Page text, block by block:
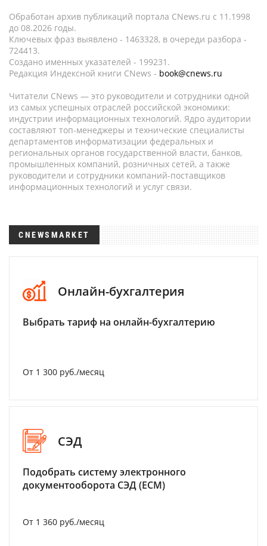
Обработан архив публикаций портала CNews.ru c 11.1998
до 08.2026 годы.
Ключевых фраз выявлено - 1463328, в очереди разбора -
724413.
Создано именных указателей - 199231.
Редакция Индексной книги CNews - book@cnews.ru
Читатели CNews — это руководители и сотрудники одной
из самых успешных отраслей российской экономики:
индустрии информационных технологий. Ядро аудитории
составляют топ-менеджеры и технические специалисты
департаментов информатизации федеральных и
региональных органов государственной власти, банков,
промышленных компаний, розничных сетей, а также
руководители и сотрудники компаний-поставщиков
информационных технологий и услуг связи.
CNEWSMARKET
Онлайн-бухгалтерия
Выбрать тариф на онлайн-бухгалтерию
От 1 300 руб./месяц
СЭД
Подобрать систему электронного
документооборота СЭД (ECM)
От 1 360 руб./месяц